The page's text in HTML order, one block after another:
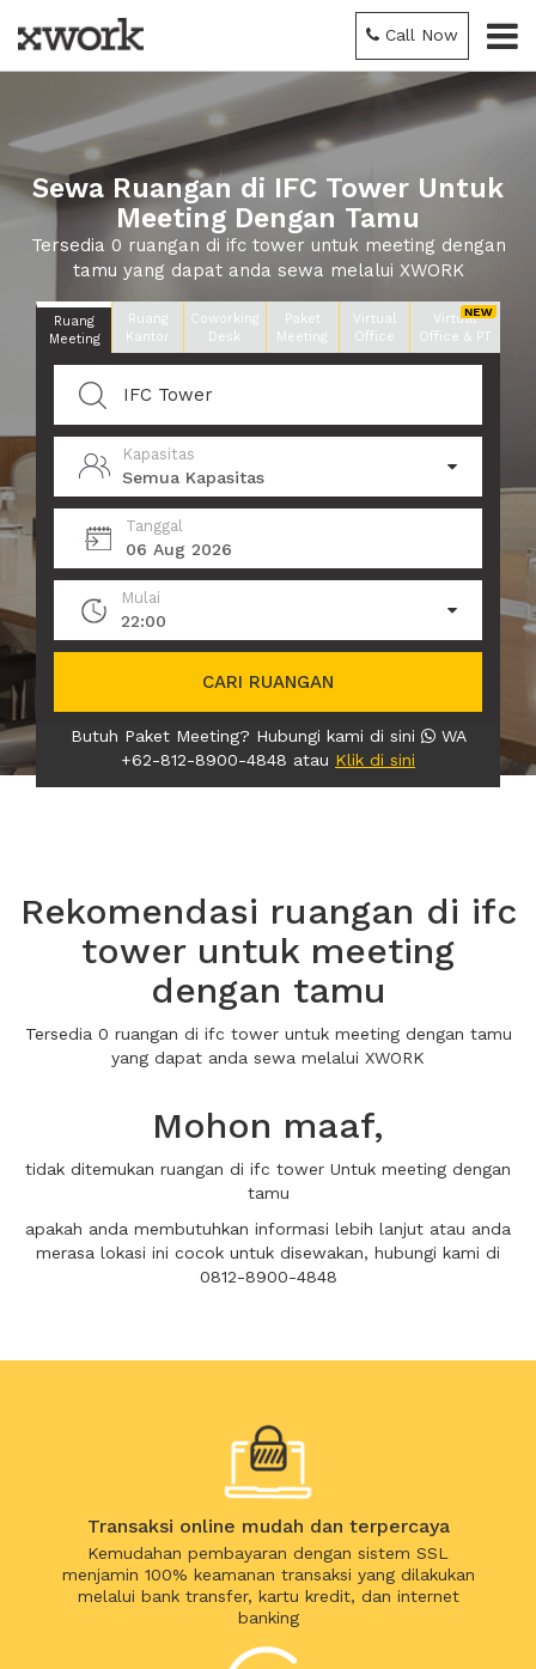
Call Now
Sewa Ruangan di IFC Tower Untuk
Meeting Dengan Tamu
Tersedia 0 ruangan di ifc tower untuk meeting dengan
tamu yang dapat anda sewa melalui XWORK
Ruang
Meeting
Ruang
Kantor
Coworking
Desk
Paket
Meeting
Virtual
Office
Virtual
Office & PT
Kapasitas
Semua Kapasitas
Tanggal
06 Aug 2026
Mulai
22:00
CARI RUANGAN
Butuh Paket Meeting? Hubungi kami di sini
WA
+62-812-8900-4848 atau Klik di sini
Rekomendasi ruangan di ifc
tower untuk meeting
dengan tamu
Tersedia 0 ruangan di ifc tower untuk meeting dengan tamu
yang dapat anda sewa melalui XWORK
Mohon maaf,
tidak ditemukan ruangan di ifc tower Untuk meeting dengan
tamu
apakah anda membutuhkan informasi lebih lanjut atau anda
merasa lokasi ini cocok untuk disewakan, hubungi kami di
0812-8900-4848
Transaksi online mudah dan terpercaya
Kemudahan pembayaran dengan sistem SSL
menjamin 100% keamanan transaksi yang dilakukan
melalui bank transfer, kartu kredit, dan internet
banking